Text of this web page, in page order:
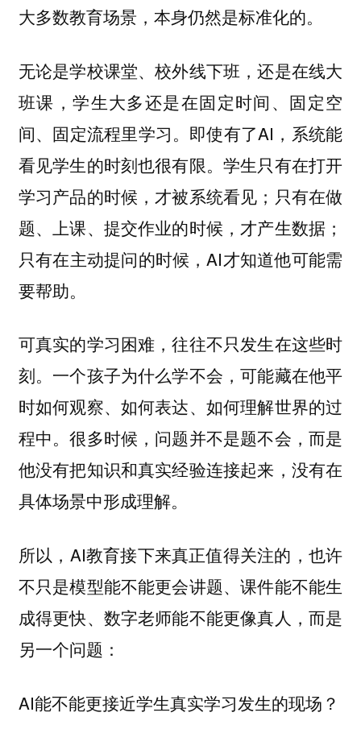
大多数教育场景，本身仍然是标准化的。
无论是学校课堂、校外线下班，还是在线大
班课，学生大多还是在固定时间、固定空
间、固定流程里学习。即使有了AI，系统能
看见学生的时刻也很有限。学生只有在打开
学习产品的时候，才被系统看见；只有在做
题、上课、提交作业的时候，才产生数据；
只有在主动提问的时候，AI才知道他可能需
要帮助。
可真实的学习困难，往往不只发生在这些时
刻。一个孩子为什么学不会，可能藏在他平
时如何观察、如何表达、如何理解世界的过
程中。很多时候，问题并不是题不会，而是
他没有把知识和真实经验连接起来，没有在
具体场景中形成理解。
所以，AI教育接下来真正值得关注的，也许
不只是模型能不能更会讲题、课件能不能生
成得更快、数字老师能不能更像真人，而是
另一个问题：
AI能不能更接近学生真实学习发生的现场？